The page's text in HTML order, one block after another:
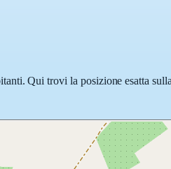
Qui trovi la posizione esatta